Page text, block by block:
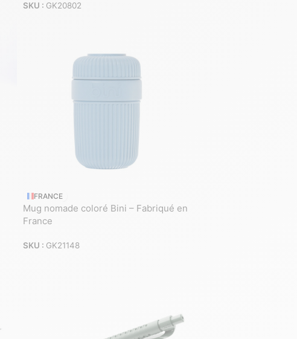
SKU : GK20802
FRANCE
Mug nomade coloré Bini – Fabriqué en
France
SKU : GK21148